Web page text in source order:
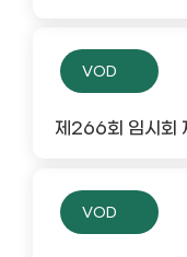
VOD
제266회 임시회
VOD